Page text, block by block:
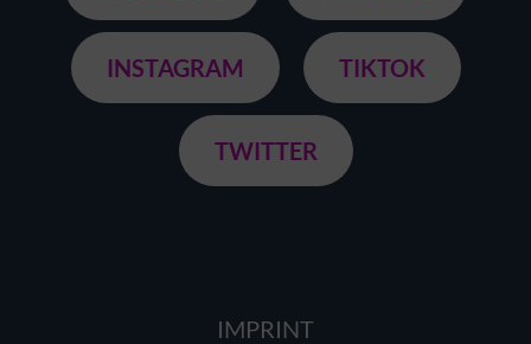
INSTAGRAM TIKTOK
TWITTER
IMPRINT